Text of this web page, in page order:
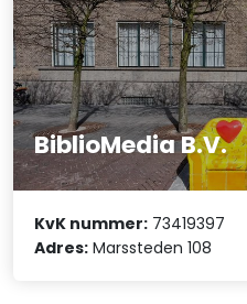
BiblioMedia B.V.
KvK nummer: 73419397
Adres: Marssteden 108